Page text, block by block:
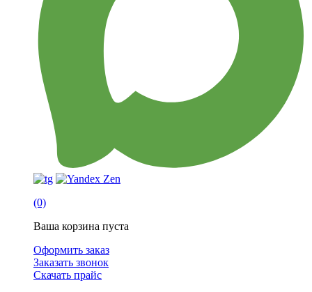
(0)
Ваша корзина пуста
Оформить заказ
Заказать звонок
Скачать прайс